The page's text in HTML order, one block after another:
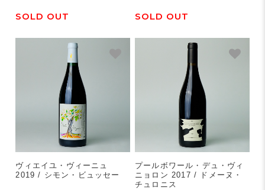
SOLD OUT SOLD OUT
ヴィエイユ・ヴィーニュ
2019 / シモン・ビュッセー
プールボワール・デュ・ヴィ
ニョロン 2017 / ドメーヌ・
チュロニス